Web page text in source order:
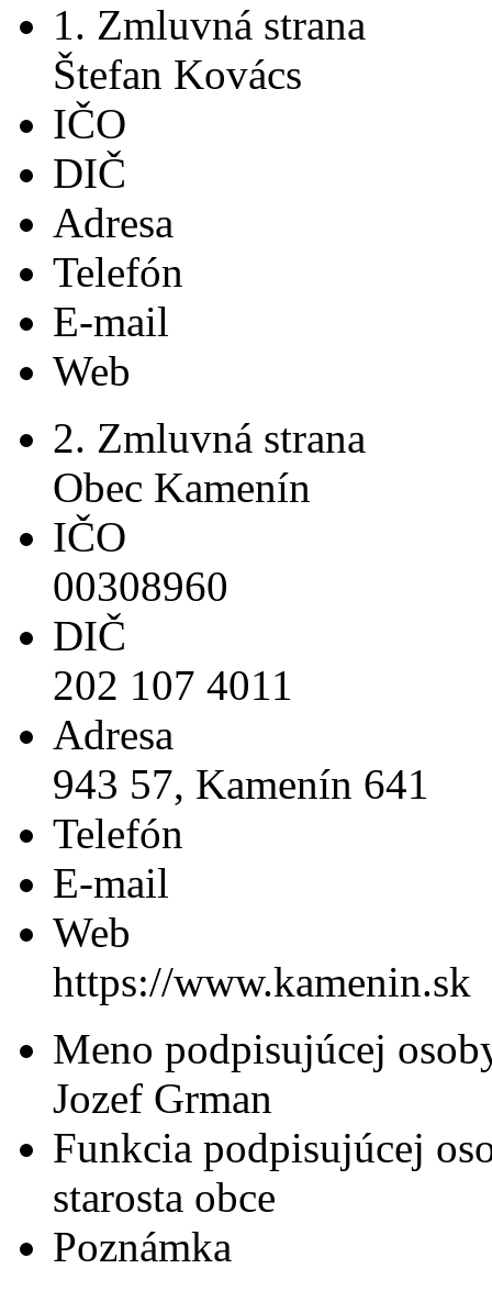
1. Zmluvná strana
Štefan Kovács
IČO
DIČ
Adresa
Telefón
E-mail
Web
2. Zmluvná strana
Obec Kamenín
IČO
00308960
DIČ
202 107 4011
Adresa
943 57, Kamenín 641
Telefón
E-mail
Web
https://www.kamenin.sk
Meno podpisujúcej
Jozef Grman
Funkcia podpisujúcej
starosta obce
Poznámka